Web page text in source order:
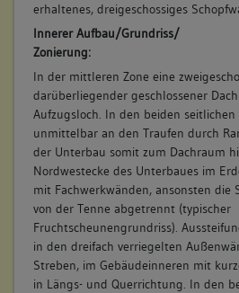
erhaltenes, dreigeschossiges
Innerer Aufbau/Grundriss/
Zonierung:
In der mittleren Zone eine
darüberliegender geschlossener
Aufzugsloch. In den beiden
unmittelbar an den Traufen durch
der Unterbau somit zum Dachraum
Nordwestecke des Unterbaues im
mit Fachwerkwänden, ansonsten die
von der Tenne abgetrennt (typischer
Fruchtscheunengrundriss).
in den dreifach verriegelten
Streben, im Gebäudeinneren mit
in Längs- und Querrichtung. In den